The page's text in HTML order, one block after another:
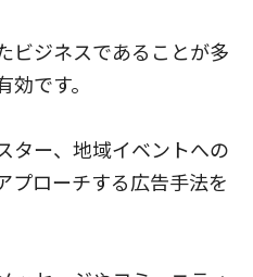
ビジネスであることが多
です。
ター、地域イベントへの
プローチする広告手法を